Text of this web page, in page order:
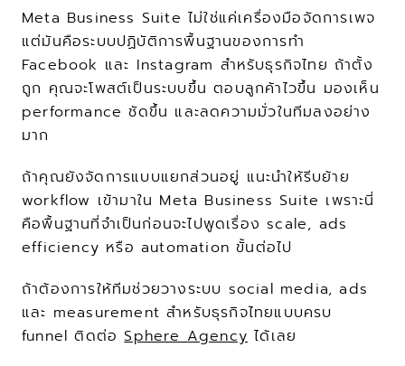
Meta Business Suite ไม่ใช่แค่เครื่องมือจัดการเพจ
แต่มันคือระบบปฏิบัติการพื้นฐานของการทำ
Facebook และ Instagram สำหรับธุรกิจไทย ถ้าตั้ง
ถูก คุณจะโพสต์เป็นระบบขึ้น ตอบลูกค้าไวขึ้น มองเห็น
performance ชัดขึ้น และลดความมั่วในทีมลงอย่าง
มาก
ถ้าคุณยังจัดการแบบแยกส่วนอยู่ แนะนำให้รีบย้าย
workflow เข้ามาใน Meta Business Suite เพราะนี่
คือพื้นฐานที่จำเป็นก่อนจะไปพูดเรื่อง scale, ads
efficiency หรือ automation ขั้นต่อไป
ถ้าต้องการให้ทีมช่วยวางระบบ social media, ads
และ measurement สำหรับธุรกิจไทยแบบครบ
funnel ติดต่อ Sphere Agency ได้เลย